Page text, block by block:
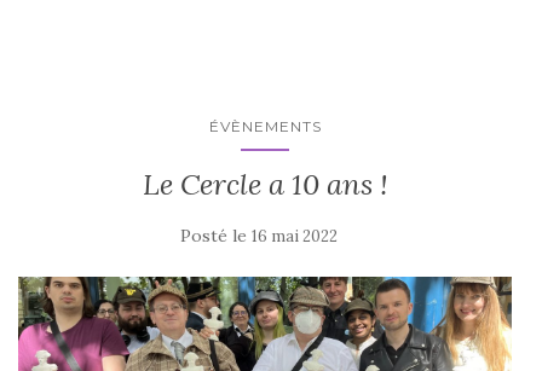
ÉVÈNEMENTS
Le Cercle a 10 ans !
Posté le 16 mai 2022